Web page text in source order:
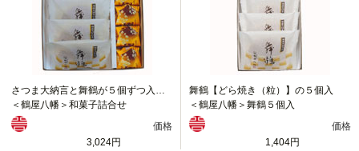
さつま大納言と舞鶴が５個ずつ入った詰合せ
＜鶴屋八幡＞和菓子詰合せ
価格
3,024円
舞鶴【どら焼き（粒）】の５個入
＜鶴屋八幡＞舞鶴５個入
価格
1,404円